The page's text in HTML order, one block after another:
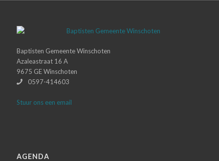
Baptisten Gemeente Winschoten
Azaleastraat 16 A
9675 GE Winschoten
0597-414603
Stuur ons een email
AGENDA